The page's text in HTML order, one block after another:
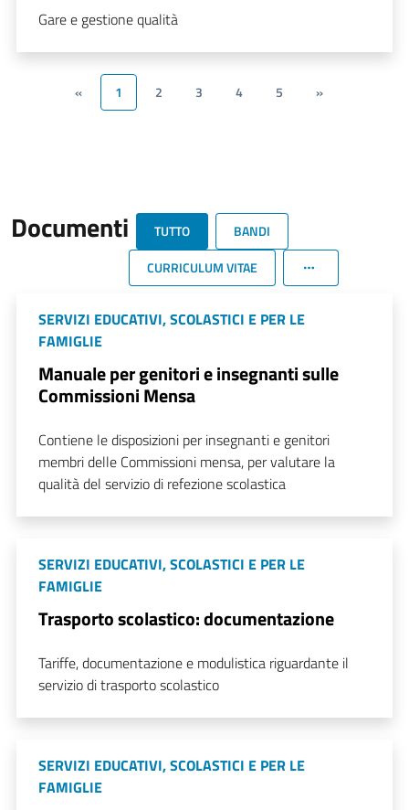
Gare e gestione qualità
« 1 2 3 4 5 »
Documenti TUTTO
BANDI
CURRICULUM VITAE
SERVIZI EDUCATIVI, SCOLASTICI E PER LE
FAMIGLIE
Manuale per genitori e insegnanti sulle
Commissioni Mensa
Contiene le disposizioni per insegnanti e genitori
membri delle Commissioni mensa, per valutare la
qualità del servizio di refezione scolastica
SERVIZI EDUCATIVI, SCOLASTICI E PER LE
FAMIGLIE
Trasporto scolastico: documentazione
Tariffe, documentazione e modulistica riguardante il
servizio di trasporto scolastico
SERVIZI EDUCATIVI, SCOLASTICI E PER LE
FAMIGLIE